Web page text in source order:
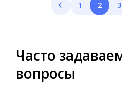
1 2 3
Часто
вопросы